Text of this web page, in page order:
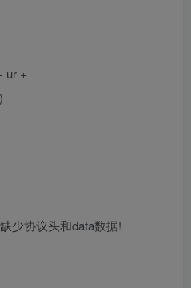
ur +
少协议头和data数据!